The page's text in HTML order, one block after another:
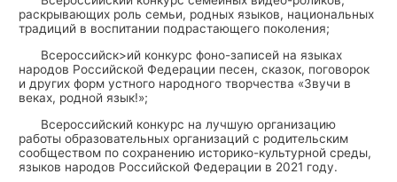
раскрывающих роль семьи, родных языков, национальных
традиций в воспитании подрастающего поколения;
Всероссийск>ий конкурс фоно-записей на языках
народов Российской Федерации песен, сказок, поговорок
и других форм устного народного творчества «Звучи в
веках, родной язык!»;
Всероссийский конкурс на лучшую организацию
работы образовательных организаций с родительским
сообществом по сохранению историко-культурной среды,
языков народов Российской Федерации в 2021 году.